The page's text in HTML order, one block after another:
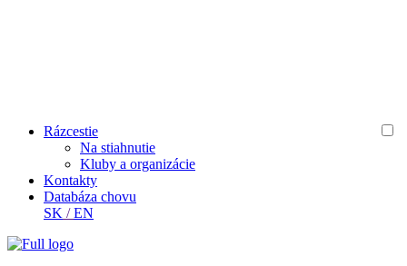
Rázcestie
Na stiahnutie
Kluby a organizácie
Kontakty
Databáza chovu
SK /EN